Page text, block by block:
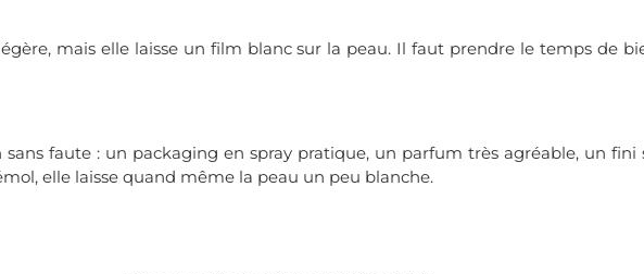
mais elle laisse un film blanc sur la peau. Il faut prendre le temps de
faute : un packaging en spray pratique, un parfum très agréable, un fini
elle laisse quand même la peau un peu blanche.